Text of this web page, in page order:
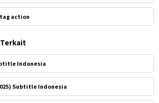
action
Indonesia
Subtitle Indonesia